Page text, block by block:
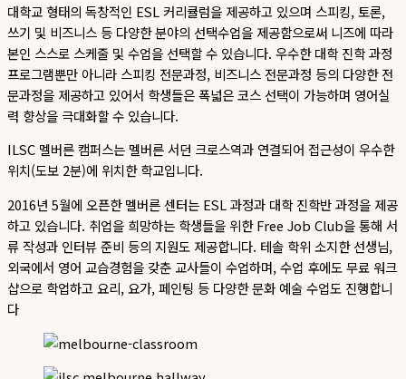
대학교 형태의 독창적인 ESL 커리큘럼을 제공하고 있으며 스피킹, 토론,
쓰기 및 비즈니스 등 다양한 분야의 선택수업을 제공함으로써 니즈에 따라
본인 스스로 스케줄 및 수업을 선택할 수 있습니다. 우수한 대학 진학 과정
프로그램뿐만 아니라 스피킹 전문과정, 비즈니스 전문과정 등의 다양한 전
문과정을 제공하고 있어서 학생들은 폭넓은 코스 선택이 가능하며 영어실
력 향상을 극대화할 수 있습니다.
ILSC 멜버른 캠퍼스는 멜버른 서던 크로스역과 연결되어 접근성이 우수한
위치(도보 2분)에 위치한 학교입니다.
2016년 5월에 오픈한 멜버른 센터는 ESL 과정과 대학 진학반 과정을 제공
하고 있습니다. 취업을 희망하는 학생들을 위한 Free Job Club을 통해 서
류 작성과 인터뷰 준비 등의 지원도 제공합니다. 테솔 학위 소지한 선생님,
외국에서 영어 교습경험을 갖춘 교사들이 수업하며, 수업 후에도 무료 워크
샵으로 학업하고 요리, 요가, 페인팅 등 다양한 문화 예술 수업도 진행합니
다